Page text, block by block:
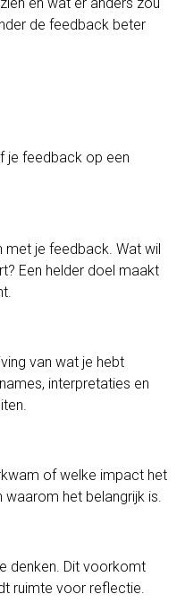
de feedback beter
je feedback op een
met je feedback. Wat wil
Een helder doel maakt
van wat je hebt
interpretaties en
of welke impact het
het belangrijk is.
denken. Dit voorkomt
ruimte voor reflectie.